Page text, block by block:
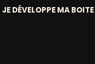
JE DÉVELOPPE MA BOITE